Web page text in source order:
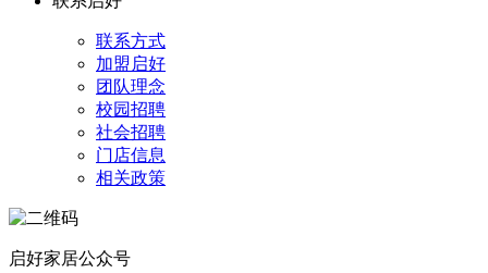
联系方式
加盟启好
团队理念
校园招聘
社会招聘
门店信息
相关政策
启好家居公众号